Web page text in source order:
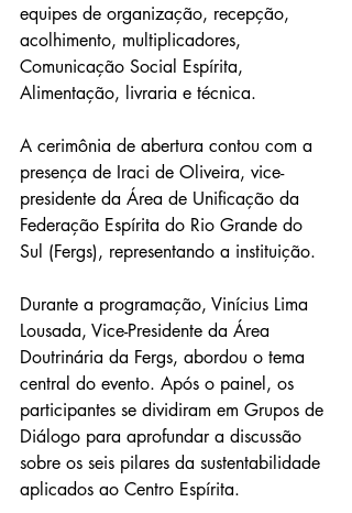
equipes de organização, recepção,
acolhimento, multiplicadores,
Comunicação Social Espírita,
Alimentação, livraria e técnica.
A cerimônia de abertura contou com a
presença de Iraci de Oliveira, vice-
presidente da Área de Unificação da
Federação Espírita do Rio Grande do
Sul (Fergs), representando a instituição.
Durante a programação, Vinícius Lima
Lousada, Vice-Presidente da Área
Doutrinária da Fergs, abordou o tema
central do evento. Após o painel, os
participantes se dividiram em Grupos de
Diálogo para aprofundar a discussão
sobre os seis pilares da sustentabilidade
aplicados ao Centro Espírita.